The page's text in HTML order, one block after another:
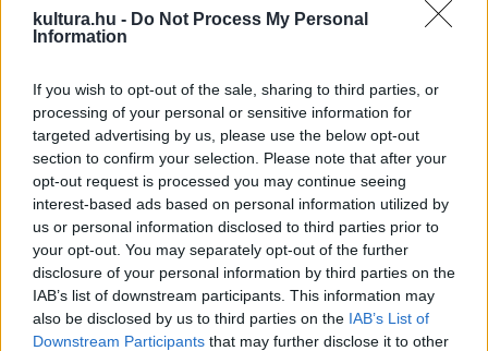
kultura.hu - Do Not Process My Personal
Information
If you wish to opt-out of the sale, sharing to third parties, or
processing of your personal or sensitive information for
targeted advertising by us, please use the below opt-out
section to confirm your selection. Please note that after your
opt-out request is processed you may continue seeing
interest-based ads based on personal information utilized by
us or personal information disclosed to third parties prior to
your opt-out. You may separately opt-out of the further
disclosure of your personal information by third parties on the
IAB’s list of downstream participants. This information may
also be disclosed by us to third parties on the IAB’s List of
Downstream Participants that may further disclose it to other
című filmjéért, Leila Hatami iráni színésznő, Kazuo Ishiguro
Leonardo di Costanzo olasz filmrendező és a 2019-ben hét
Goya-díjat elnyerő spanyol rendező, Rodrigo Sorogoyen –
írta meg aThe Hollywood Reporter.
Julianne Moore 2002-ben a Berlinalén Ezüst Medve-díjat
kapott Az órák című filmben nyújtott alakításáért, és még
abban az évben Velencében is díjazták a Távol a
mennyországtólcímű filmjéért, a cannes-i filmfesztiválon
pedig 2014-ben a Térkép a csillagokhoz című filmmel nyert